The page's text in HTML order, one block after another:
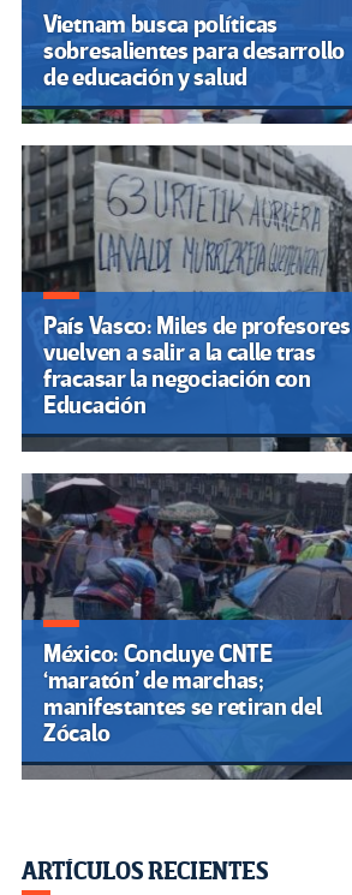
Vietnam busca políticas
sobresalientes para desarrollo
de educación y salud
País Vasco: Miles de profesores
vuelven a salir a la calle tras
fracasar la negociación con
Educación
México: Concluye CNTE
‘maratón’ de marchas;
manifestantes se retiran del
Zócalo
ARTÍCULOS RECIENTES